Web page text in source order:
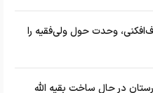
وحدت حول ولی‌فقیه را
در حال ساخت بقیه الله